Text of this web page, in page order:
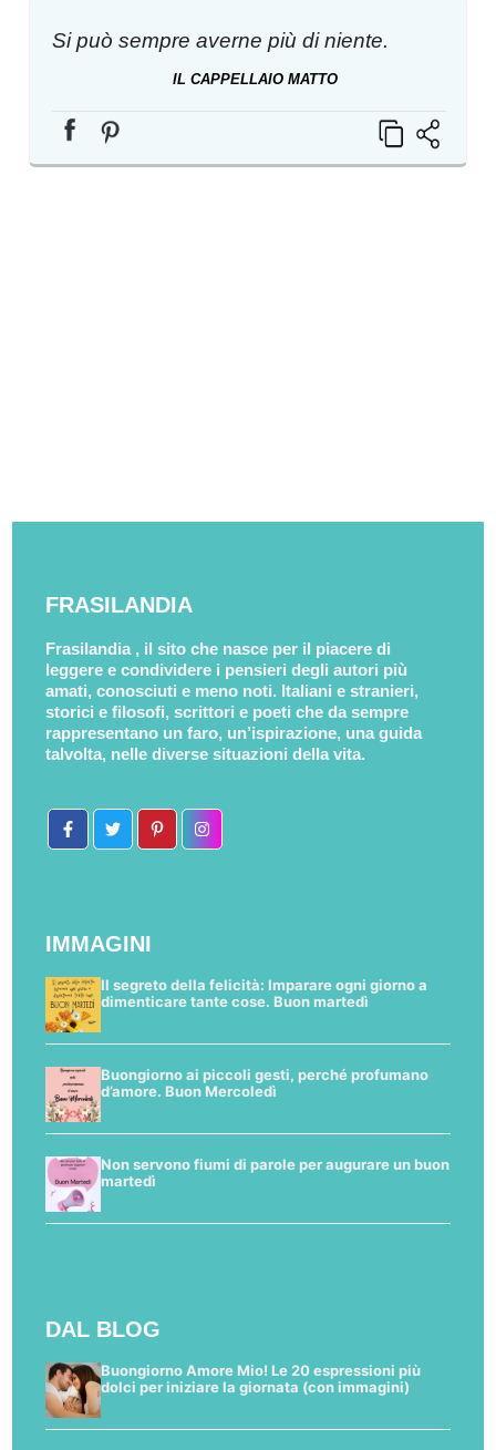
Si può sempre averne più di niente.
IL CAPPELLAIO MATTO
FRASILANDIA
Frasilandia , il sito che nasce per il piacere di
leggere e condividere i pensieri degli autori più
amati, conosciuti e meno noti. Italiani e stranieri,
storici e filosofi, scrittori e poeti che da sempre
rappresentano un faro, un’ispirazione, una guida
talvolta, nelle diverse situazioni della vita.
IMMAGINI
Il segreto della felicità: Imparare ogni giorno a
dimenticare tante cose. Buon martedì
Buongiorno ai piccoli gesti, perché profumano
d’amore. Buon Mercoledì
Non servono fiumi di parole per augurare un buon
martedì
DAL BLOG
Buongiorno Amore Mio! Le 20 espressioni più
dolci per iniziare la giornata (con immagini)